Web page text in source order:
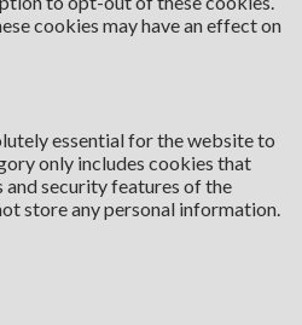
cookies may have an effect on
essential for the website to
only includes cookies that
security features of the
store any personal information.